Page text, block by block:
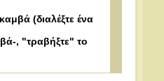
(διαλέξτε ένα
, "τραβήξτε" το